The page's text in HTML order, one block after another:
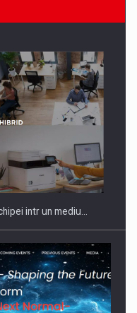
AFACERI, ACADEMIC
intr un mediu…